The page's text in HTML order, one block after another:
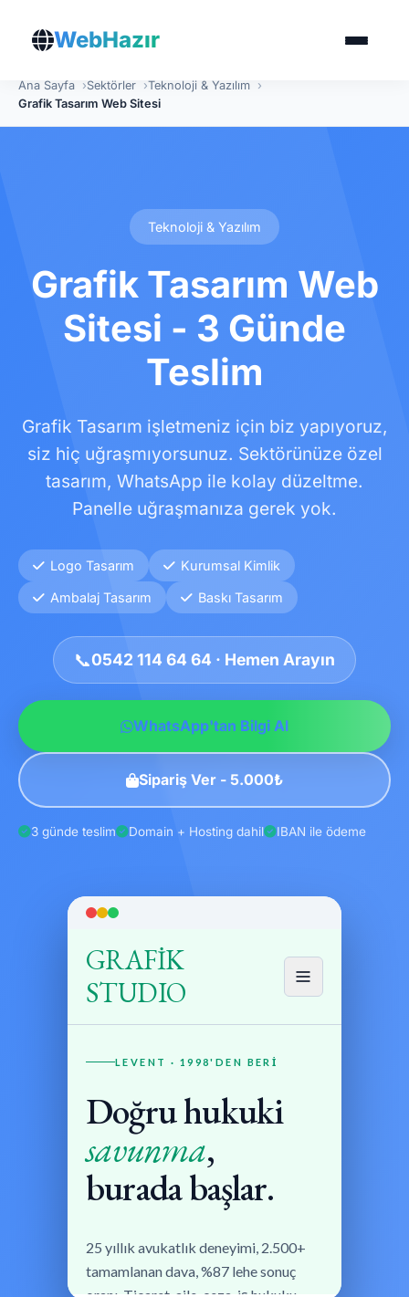
WebHazır
Ana Sayfa Sektörler
Teknoloji & Yazılım
Grafik Tasarım Web Sitesi
Teknoloji & Yazılım
Grafik Tasarım Web
Sitesi - 3 Günde
Teslim
Grafik Tasarım işletmeniz için biz yapıyoruz,
siz hiç uğraşmıyorsunuz. Sektörünüze özel
tasarım, WhatsApp ile kolay düzeltme.
Panelle uğraşmanıza gerek yok.
Logo Tasarım Kurumsal Kimlik
Ambalaj Tasarım Baskı Tasarım
📞0542 114 64 64 · Hemen Arayın
WhatsApp'tan Bilgi Al
Sipariş Ver - 5.000₺
3 günde teslim Domain + Hosting dahil IBAN ile ödeme